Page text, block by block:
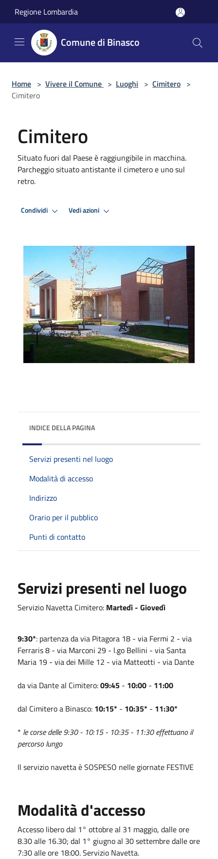
Regione Lombardia
Comune di Binasco
Home > Vivere il Comune > Luoghi > Cimitero >
Cimitero
Cimitero
Situato fuori dal Paese è raggiungibile in macchina.
Parcheggio situato antistante il cimetero e uno sul
retro.
Condividi Vedi azioni
INDICE DELLA PAGINA
Servizi presenti nel luogo
Modalità di accesso
Indirizzo
Orario per il pubblico
Punti di contatto
Servizi presenti nel luogo
Servizio Navetta Cimitero: Martedì - Giovedì
9:30*: partenza da via Pitagora 18 - via Fermi 2 - via
Ferraris 8 - via Marconi 29 - l.go Bellini - via Santa
Maria 19 - via dei Mille 12 - via Matteotti - via Dante
da via Dante al Cimitero:09:45 - 10:00 - 11:00
dal Cimitero a Binasco: 10:15* - 10:35* - 11:30*
* le corse delle 9:30 - 10:15 - 10:35 - 11:30 effettuano il
percorso lungo
Il servizio navetta è SOSPESO nelle giornate FESTIVE
Modalità d'accesso
Accesso libero dal 1° ottobre al 31 maggio, dalle ore
8.30 alle 16.30; dal 1° giugno al 30 settembre dalle ore
7:30 alle ore 18:00. Servizio Navetta.